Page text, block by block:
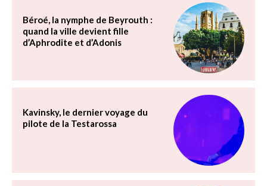
Béroé, la nymphe de Beyrouth :
quand la ville devient fille
d’Aphrodite et d’Adonis
Kavinsky, le dernier voyage du
pilote de la Testarossa